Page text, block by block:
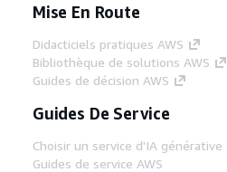
Mise En Route
Didacticiels pratiques AWS
Bibliothèque de solutions AWS
Guides de décision AWS
Guides De Service
Choisir un service d'IA générative
Guides de service AWS